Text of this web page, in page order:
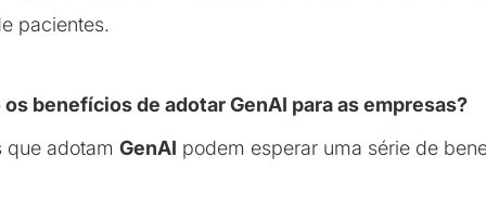
pacientes.
os benefícios de adotar GenAI para as empresas?
que adotam GenAI podem esperar uma série de